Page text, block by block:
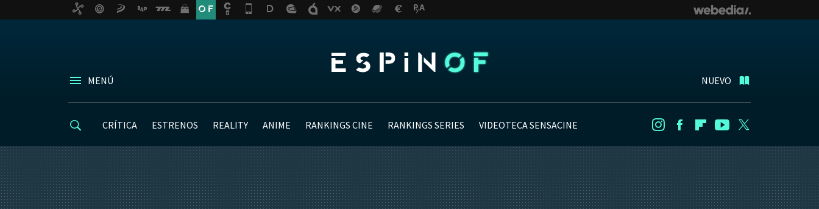
MENÚ NUEVO
CRÍTICA ESTRENOS REALITY ANIME RANKINGS CINE RANKINGS SERIES VIDEOTECA SENSACINE InstagramFacebookFlipboard
Youtube